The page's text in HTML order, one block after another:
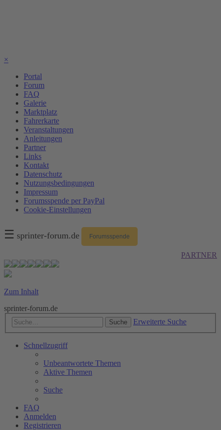
×
Portal
Forum
FAQ
Galerie
Marktplatz
Fahrerkarte
Veranstaltungen
Anleitungen
Partner
Links
Kontakt
Datenschutz
Nutzungsbedingungen
Impressum
Forumsspende per PayPal
Cookie-Einstellungen
☰ sprinter-forum.de Forumsspende
PARTNER
Zum Inhalt
sprinter-forum.de
Suche Erweiterte Suche
Schnellzugriff
Unbeantwortete Themen
Aktive Themen
Suche
FAQ
Anmelden
Registrieren